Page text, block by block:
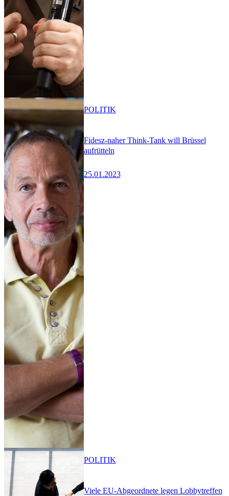
Fidesz-naher Think-Tank will Brüssel
aufrütteln
25.01.2023
POLITIK
Viele EU-Abgeordnete legen Lobbytreffen
POLITIK